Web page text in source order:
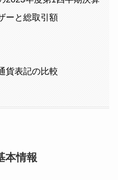
ーと総取引額
貨表記の比較
本情報